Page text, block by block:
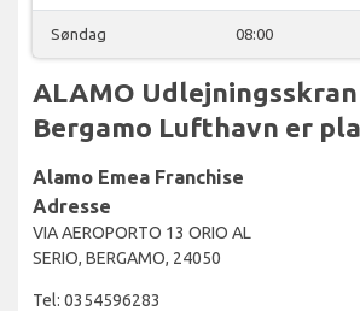
Søndag 08:00
ALAMO
Bergamo Lufthavn er
Alamo Emea Franchise
Adresse
VIA AEROPORTO 13 ORIO AL
SERIO, BERGAMO, 24050
Tel: 0354596283